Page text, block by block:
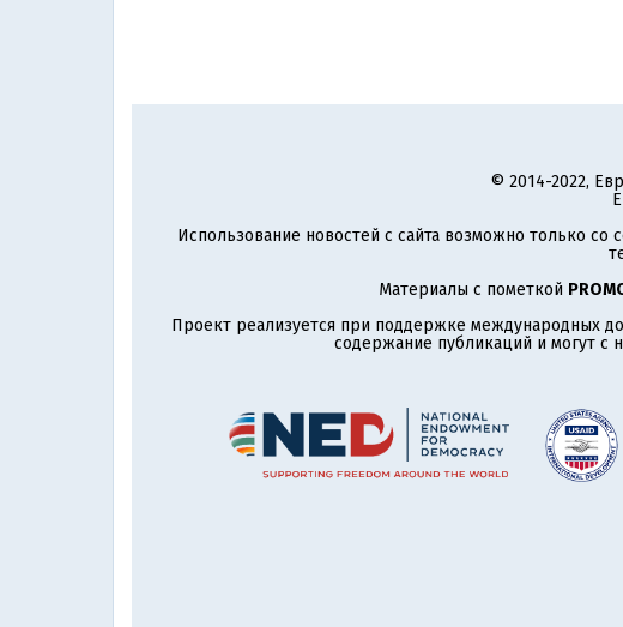
© 2014-2022,
Использование новостей с сайта возможно только
Материалы с пометкой
Проект реализуется при поддержке международных
содержание публикаций и могут с